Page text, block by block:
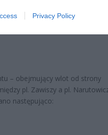
Privacy Policy
Ekipy remontowe starały się w
– obejmujący wlot od strony
pl. Zawiszy a pl.
następująco: